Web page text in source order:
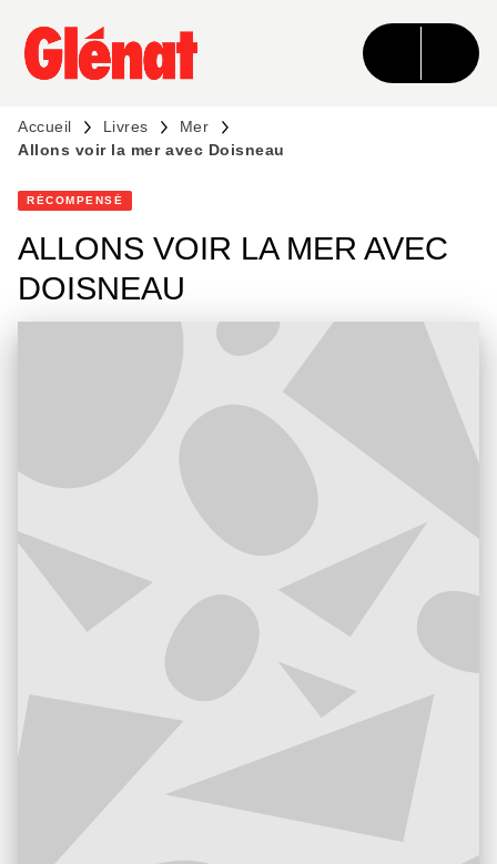
MENU RECHERCHE CONTENU
PIED DE PAGE
Accueil Livres
Mer
Allons voir la mer avec Doisneau
RÉCOMPENSÉ
ALLONS VOIR LA MER AVEC
DOISNEAU